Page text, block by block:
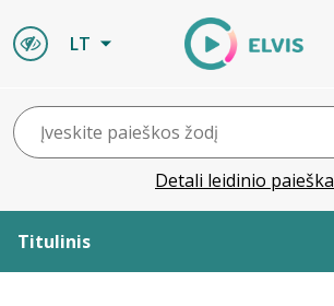
LT
Detali leidinio paieška
Titulinis